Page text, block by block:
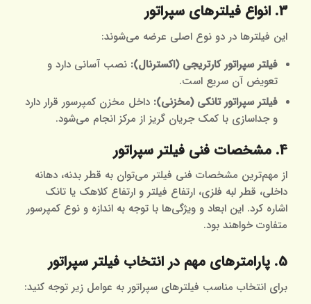
3. انواع فیلترهای سپراتور
این فیلترها در دو نوع اصلی عرضه می‌شوند:
فیلتر سپراتور کارتریجی (اکسترنال): نصب آسانی دارد و
تعویض آن سریع است.
فیلتر سپراتور تانکی (مخزنی): داخل مخزن کمپرسور قرار دارد
و جداسازی با کمک جریان گریز از مرکز انجام می‌شود.
4. مشخصات فنی فیلتر سپراتور
از مهم‌ترین مشخصات فنی فیلتر می‌توان به قطر بدنه، دهانه
داخلی، قطر لبه فلزی، ارتفاع فیلتر و ارتفاع کلاهک یا تانک
اشاره کرد. این ابعاد و ویژگی‌ها با توجه به اندازه و نوع کمپرسور
متفاوت خواهند بود.
5. پارامترهای مهم در انتخاب فیلتر سپراتور
برای انتخاب مناسب فیلترهای سپراتور به عوامل زیر توجه کنید: